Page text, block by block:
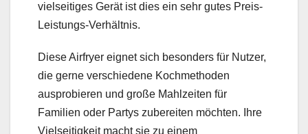
vielseitiges Gerät ist dies ein sehr gutes Preis-
Leistungs-Verhältnis.
Diese Airfryer eignet sich besonders für Nutzer,
die gerne verschiedene Kochmethoden
ausprobieren und große Mahlzeiten für
Familien oder Partys zubereiten möchten. Ihre
Vielseitigkeit macht sie zu einem